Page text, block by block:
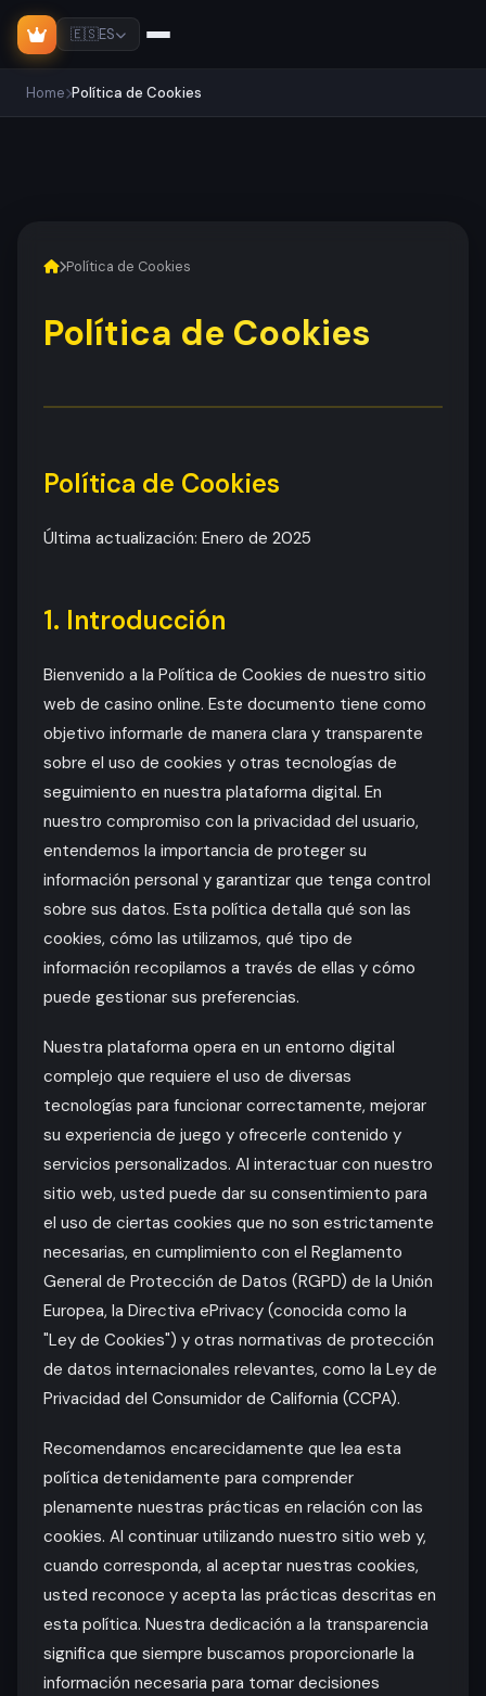
🇪🇸ES
Home Política de Cookies
Política de Cookies
Política de Cookies
Política de Cookies
Última actualización: Enero de 2025
1. Introducción
Bienvenido a la Política de Cookies de nuestro sitio
web de casino online. Este documento tiene como
objetivo informarle de manera clara y transparente
sobre el uso de cookies y otras tecnologías de
seguimiento en nuestra plataforma digital. En
nuestro compromiso con la privacidad del usuario,
entendemos la importancia de proteger su
información personal y garantizar que tenga control
sobre sus datos. Esta política detalla qué son las
cookies, cómo las utilizamos, qué tipo de
información recopilamos a través de ellas y cómo
puede gestionar sus preferencias.
Nuestra plataforma opera en un entorno digital
complejo que requiere el uso de diversas
tecnologías para funcionar correctamente, mejorar
su experiencia de juego y ofrecerle contenido y
servicios personalizados. Al interactuar con nuestro
sitio web, usted puede dar su consentimiento para
el uso de ciertas cookies que no son estrictamente
necesarias, en cumplimiento con el Reglamento
General de Protección de Datos (RGPD) de la Unión
Europea, la Directiva ePrivacy (conocida como la
"Ley de Cookies") y otras normativas de protección
de datos internacionales relevantes, como la Ley de
Privacidad del Consumidor de California (CCPA).
Recomendamos encarecidamente que lea esta
política detenidamente para comprender
plenamente nuestras prácticas en relación con las
cookies. Al continuar utilizando nuestro sitio web y,
cuando corresponda, al aceptar nuestras cookies,
usted reconoce y acepta las prácticas descritas en
esta política. Nuestra dedicación a la transparencia
significa que siempre buscamos proporcionarle la
información necesaria para tomar decisiones